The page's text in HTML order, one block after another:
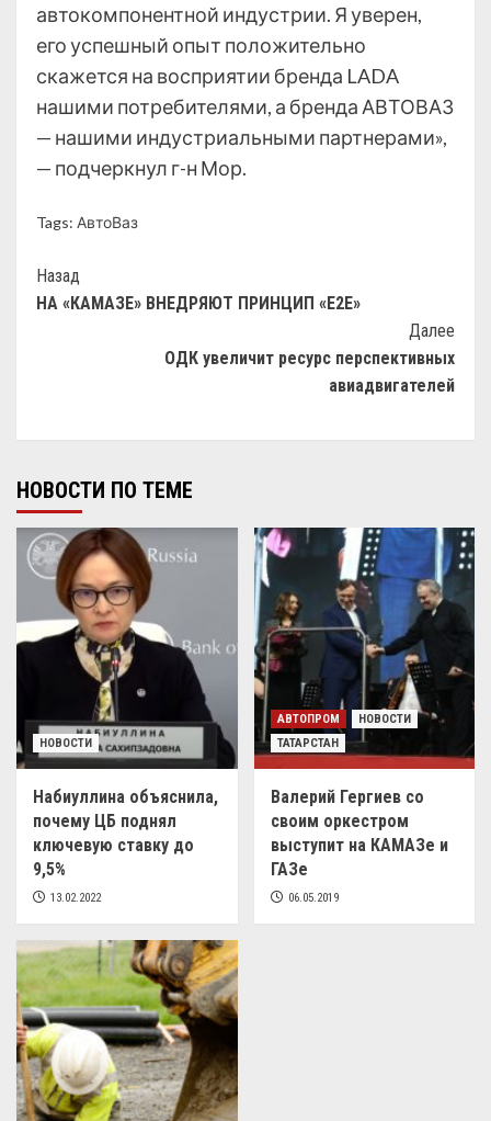
автокомпонентной индустрии. Я уверен,
его успешный опыт положительно
скажется на восприятии бренда LADA
нашими потребителями, а бренда АВТОВАЗ
— нашими индустриальными партнерами»,
— подчеркнул г-н Мор.
Tags: АвтоВаз
Назад
НА «КАМАЗЕ» ВНЕДРЯЮТ ПРИНЦИП «Е2Е»
Далее
ОДК увеличит ресурс перспективных
авиадвигателей
НОВОСТИ ПО ТЕМЕ
НОВОСТИ
Набиуллина объяснила,
почему ЦБ поднял
ключевую ставку до
9,5%
13.02.2022
АВТОПРОМ
НОВОСТИ
ТАТАРСТАН
Валерий Гергиев со
своим оркестром
выступит на КАМАЗе и
ГАЗе
06.05.2019